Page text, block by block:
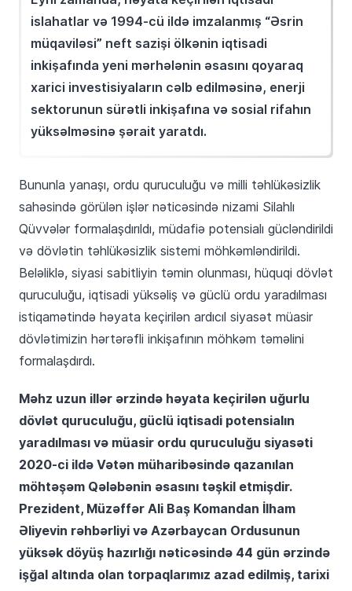
islahatlar və 1994-cü ildə imzalanmış “Əsrin
müqaviləsi” neft sazişi ölkənin iqtisadi
inkişafında yeni mərhələnin əsasını qoyaraq
xarici investisiyaların cəlb edilməsinə, enerji
sektorunun sürətli inkişafına və sosial rifahın
yüksəlməsinə şərait yaratdı.
Bununla yanaşı, ordu quruculuğu və milli təhlükəsizlik
sahəsində görülən işlər nəticəsində nizami Silahlı
Qüvvələr formalaşdırıldı, müdafiə potensialı gücləndirildi
və dövlətin təhlükəsizlik sistemi möhkəmləndirildi.
Beləliklə, siyasi sabitliyin təmin olunması, hüquqi dövlət
quruculuğu, iqtisadi yüksəliş və güclü ordu yaradılması
istiqamətində həyata keçirilən ardıcıl siyasət müasir
dövlətimizin hərtərəfli inkişafının möhkəm təməlini
formalaşdırdı.
Məhz uzun illər ərzində həyata keçirilən uğurlu
dövlət quruculuğu, güclü iqtisadi potensialın
yaradılması və müasir ordu quruculuğu siyasəti
2020-ci ildə Vətən müharibəsində qazanılan
möhtəşəm Qələbənin əsasını təşkil etmişdir.
Prezident, Müzəffər Ali Baş Komandan İlham
Əliyevin rəhbərliyi və Azərbaycan Ordusunun
yüksək döyüş hazırlığı nəticəsində 44 gün ərzində
işğal altında olan torpaqlarımız azad edilmiş, tarixi